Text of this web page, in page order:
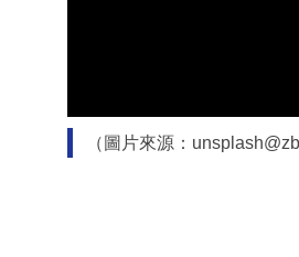
（圖片來源：